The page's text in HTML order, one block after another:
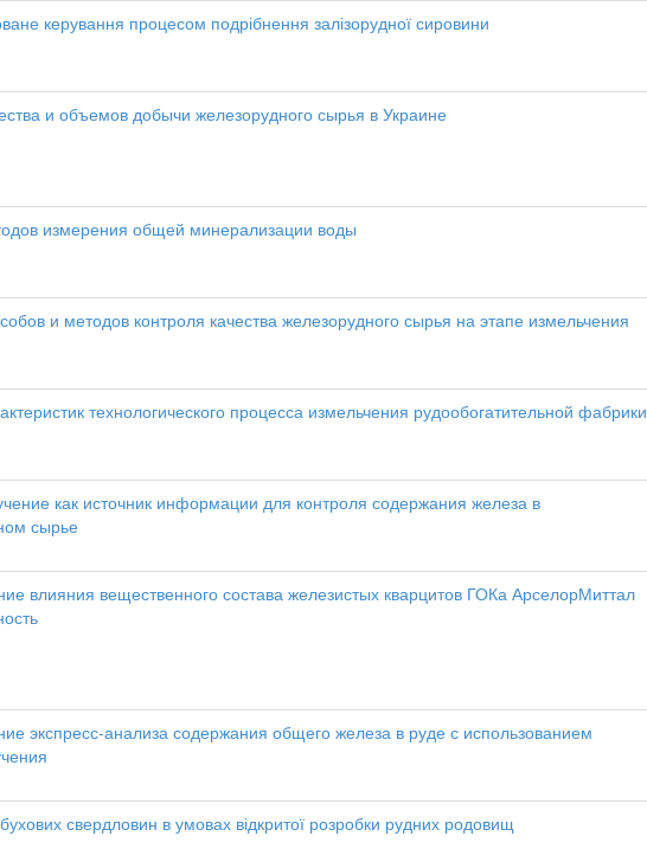
керування процесом подрібнення залізорудної сировини
и объемов добычи железорудного сырья в Украине
измерения общей минерализации воды
и методов контроля качества железорудного сырья на этапе измельчения
технологического процесса измельчения рудообогатительной фабрики
как источник информации для контроля содержания железа в
сырье
влияния вещественного состава железистых кварцитов ГОКа АрселорМиттал
экспресс-анализа содержания общего железа в руде с использованием
свердловин в умовах відкритої розробки рудних родовищ